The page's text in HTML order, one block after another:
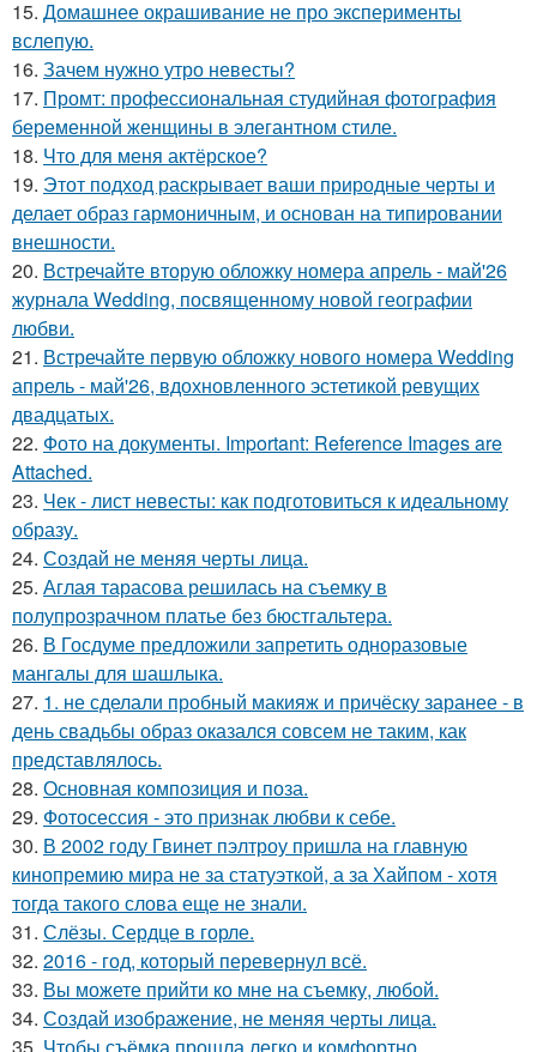
15. Домашнее окрашивание не про эксперименты
вслепую.
16. Зачем нужно утро невесты?
17. Промт: профессиональная студийная фотография
беременной женщины в элегантном стиле.
18. Что для меня актёрское?
19. Этот подход раскрывает ваши природные черты и
делает образ гармоничным, и основан на типировании
внешности.
20. Встречайте вторую обложку номера апрель - май'26
журнала Wedding, посвященному новой географии
любви.
21. Встречайте первую обложку нового номера Wedding
апрель - май'26, вдохновленного эстетикой ревущих
двадцатых.
22. Фото на документы. Important: Reference Images are
Attached.
23. Чек - лист невесты: как подготовиться к идеальному
образу.
24. Создай не меняя черты лица.
25. Аглая тарасова решилась на съемку в
полупрозрачном платье без бюстгальтера.
26. В Госдуме предложили запретить одноразовые
мангалы для шашлыка.
27. 1. не сделали пробный макияж и причёску заранее - в
день свадьбы образ оказался совсем не таким, как
представлялось.
28. Основная композиция и поза.
29. Фотосессия - это признак любви к себе.
30. В 2002 году Гвинет пэлтроу пришла на главную
кинопремию мира не за статуэткой, а за Хайпом - хотя
тогда такого слова еще не знали.
31. Слёзы. Сердце в горле.
32. 2016 - год, который перевернул всё.
33. Вы можете прийти ко мне на съемку, любой.
34. Создай изображение, не меняя черты лица.
35. Чтобы съёмка прошла легко и комфортно,